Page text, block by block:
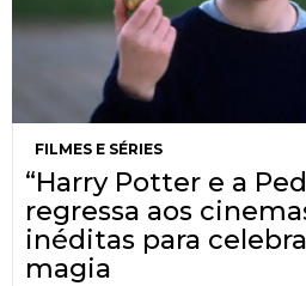
FILMES E SÉRIES
“Harry Potter e a
regressa aos
inéditas para
magia